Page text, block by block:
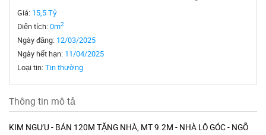
Giá: 15,5 Tỷ
Diện tích:0m2
Ngày đăng: 12/03/2025
Ngày hết hạn: 11/04/2025
Loại tin:Tin thường
Thông tin mô tả
KIM NGƯU - BÁN 120M TẶNG NHÀ, MT 9.2M - NHÀ LÔ GÓC - NGÕ